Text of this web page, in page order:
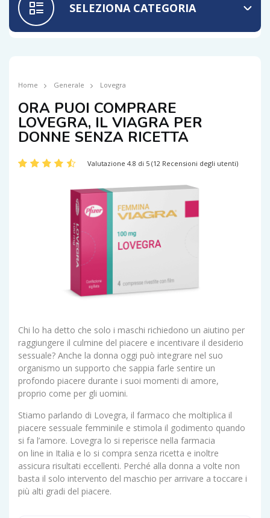
SELEZIONA CATEGORIA
Home Generale Lovegra
ORA PUOI COMPRARE
LOVEGRA, IL VIAGRA PER
DONNE SENZA RICETTA
Valutazione 4.8 di 5 (12 Recensioni degli utenti)
Chi lo ha detto che solo i maschi richiedono un aiutino per
raggiungere il culmine del piacere e incentivare il desiderio
sessuale? Anche la donna oggi può integrare nel suo
organismo un supporto che sappia farle sentire un
profondo piacere durante i suoi momenti di amore,
proprio come per gli uomini.
Stiamo parlando di Lovegra, il farmaco che moltiplica il
piacere sessuale femminile e stimola il godimento quando
si fa l’amore. Lovegra lo si reperisce nella farmacia
on line in Italia e lo si compra senza ricetta e inoltre
assicura risultati eccellenti. Perché alla donna a volte non
basta il solo intervento del maschio per arrivare a toccare i
più alti gradi del piacere.